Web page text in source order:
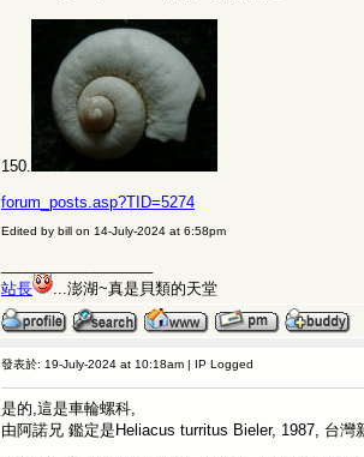
150.
forum_posts.asp?TID=5274
Edited by bill on 14-July-2024 at 6:58pm
站長
...澎湖~真是貝類的天堂
發表於: 19-July-2024 at 10:18am | IP Logged
是的,這是車輪螺科,
由阿諾兄 鑑定是Heliacus turritus Bieler, 1987, 台灣